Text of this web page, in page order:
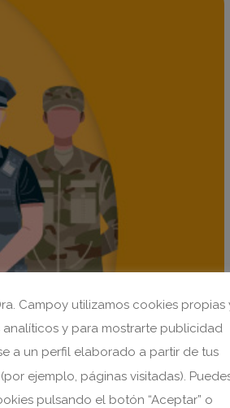
Campoy utilizamos cookies propias
y para mostrarte publicidad
a un perfil elaborado a partir de tus
ejemplo, páginas visitadas).
pulsando el botón “Aceptar” o